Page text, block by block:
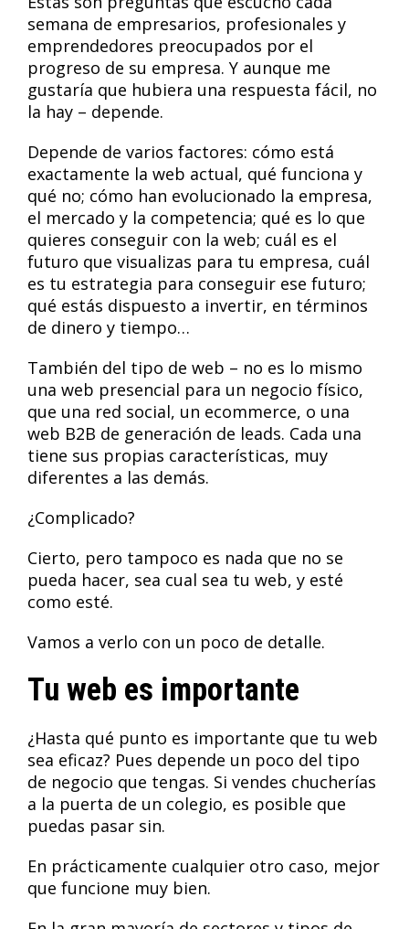
semana de empresarios, profesionales y
emprendedores preocupados por el
progreso de su empresa. Y aunque me
gustaría que hubiera una respuesta fácil, no
la hay – depende.
Depende de varios factores: cómo está
exactamente la web actual, qué funciona y
qué no; cómo han evolucionado la empresa,
el mercado y la competencia; qué es lo que
quieres conseguir con la web; cuál es el
futuro que visualizas para tu empresa, cuál
es tu estrategia para conseguir ese futuro;
qué estás dispuesto a invertir, en términos
de dinero y tiempo…
También del tipo de web – no es lo mismo
una web presencial para un negocio físico,
que una red social, un ecommerce, o una
web B2B de generación de leads. Cada una
tiene sus propias características, muy
diferentes a las demás.
¿Complicado?
Cierto, pero tampoco es nada que no se
pueda hacer, sea cual sea tu web, y esté
como esté.
Vamos a verlo con un poco de detalle.
Tu web es importante
¿Hasta qué punto es importante que tu web
sea eficaz? Pues depende un poco del tipo
de negocio que tengas. Si vendes chucherías
a la puerta de un colegio, es posible que
puedas pasar sin.
En prácticamente cualquier otro caso, mejor
que funcione muy bien.